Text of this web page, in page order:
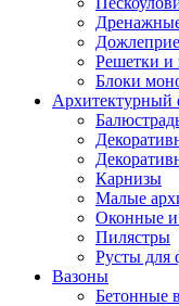
Решетки и
Блоки
Архитектурный
Карнизы
Малые
Оконные и
Пилястры
Русты для
Вазоны
Бетонные